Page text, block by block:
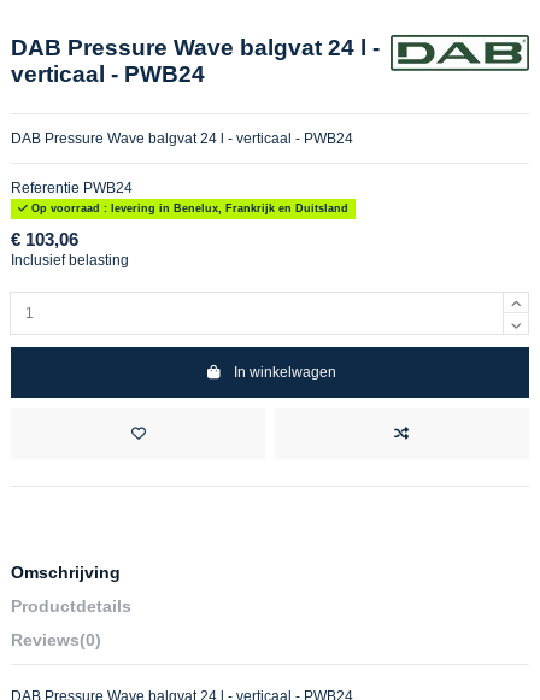
DAB Pressure Wave balgvat 24 l -
verticaal - PWB24
DAB Pressure Wave balgvat 24 l - verticaal - PWB24
Referentie PWB24
Op voorraad : levering in Benelux, Frankrijk en Duitsland
€ 103,06
Inclusief belasting
In winkelwagen
Omschrijving
Productdetails
Reviews(0)